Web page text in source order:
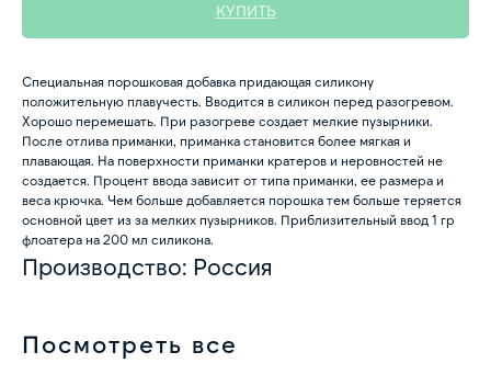
КУПИТЬ
Специальная порошковая добавка придающая силикону
положительную плавучесть. Вводится в силикон перед разогревом.
Хорошо перемешать. При разогреве создает мелкие пузырники.
После отлива приманки, приманка становится более мягкая и
плавающая. На поверхности приманки кратеров и неровностей не
создается. Процент ввода зависит от типа приманки, ее размера и
веса крючка. Чем больше добавляется порошка тем больше теряется
основной цвет из за мелких пузырников. Приблизительный ввод 1 гр
флоатера на 200 мл силикона.
Производство: Россия
Посмотреть все